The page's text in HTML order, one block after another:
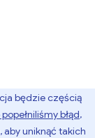
będzie częścią
błąd,
uniknąć takich